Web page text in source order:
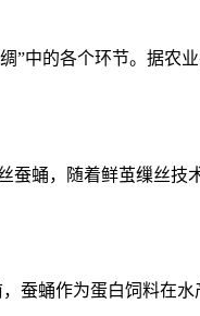
中的各个环节。据农
蚕蛹，随着鲜茧缫丝技
蚕蛹作为蛋白饲料在